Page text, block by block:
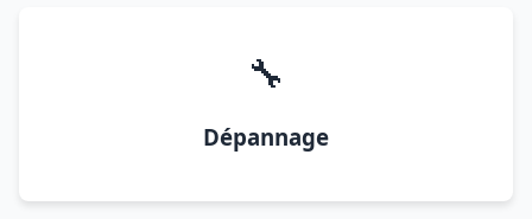
🔧
Dépannage